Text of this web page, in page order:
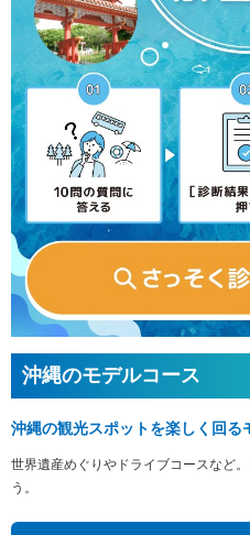
沖縄のモデルコース
沖縄の観光スポットを楽しく回る
世界遺産めぐりやドライブコースなど
う。